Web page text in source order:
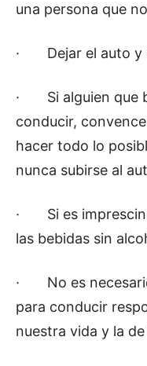
una persona que
· Dejar el auto
·
Si alguien que
conducir,
hacer todo lo
nunca subirse al
·
Si es
las bebidas sin
·
No es
para conducir
nuestra vida y la